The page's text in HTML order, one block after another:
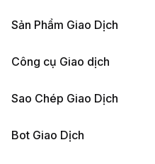
Sản Phẩm Giao Dịch
Công cụ Giao dịch
Sao Chép Giao Dịch
Bot Giao Dịch